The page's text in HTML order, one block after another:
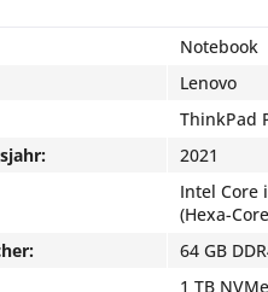
Notebook
Lenovo
ThinkPad
2021
Intel Core
(Hexa-
64 GB
1 TB